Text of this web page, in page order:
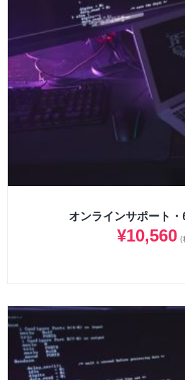
オンラインサポート・
¥10,560 (